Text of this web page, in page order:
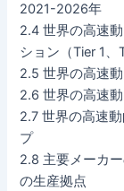
2021-2026年
2.4 世界の高速
ション（Tier 1、
2.5 世界の高速
2.6 世界の高速
2.7 世界の高速
プ
2.8 主要メーカ
の生産拠点